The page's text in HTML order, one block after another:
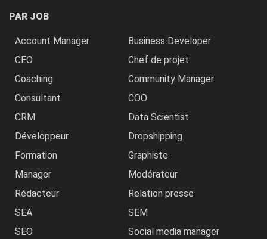
PAR JOB
Account Manager
Business Developer
CEO
Chef de projet
Coaching
Community Manager
Consultant
COO
CRM
Data Scientist
Développeur
Dropshipping
Formation
Graphiste
Manager
Modérateur
Rédacteur
Relation presse
SEA
SEM
SEO
Social media manager